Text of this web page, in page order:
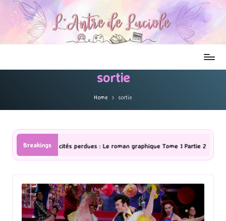
sortie
Home sortie
Breakings
roman graphique Tome 1 Partie 2 [Série TV] The Madison : J’ai